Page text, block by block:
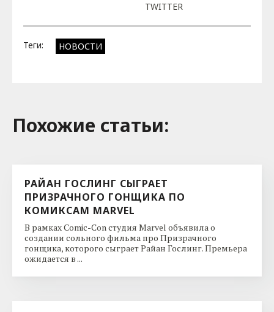
TWITTER
Теги: НОВОСТИ
Похожие cтатьи:
РАЙАН ГОСЛИНГ СЫГРАЕТ
ПРИЗРАЧНОГО ГОНЩИКА ПО
КОМИКСАМ MARVEL
В рамках Comic-Con студия Marvel объявила о
создании сольного фильма про Призрачного
гонщика, которого сыграет Райан Гослинг. Премьера
ожидается в ...